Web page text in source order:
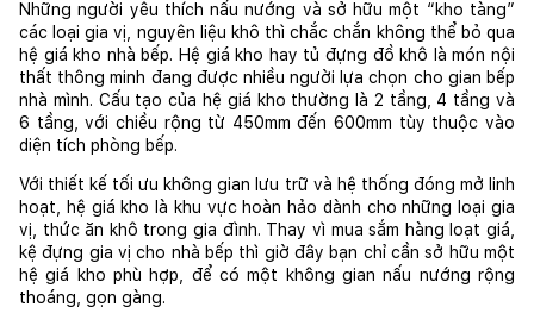
Những người yêu thích nấu nướng và sở hữu một “kho tàng”
các loại gia vị, nguyên liệu khô thì chắc chắn không thể bỏ qua
hệ giá kho nhà bếp. Hệ giá kho hay tủ đựng đồ khô là món nội
thất thông minh đang được nhiều người lựa chọn cho gian bếp
nhà mình. Cấu tạo của hệ giá kho thường là 2 tầng, 4 tầng và
6 tầng, với chiều rộng từ 450mm đến 600mm tùy thuộc vào
diện tích phòng bếp.
Với thiết kế tối ưu không gian lưu trữ và hệ thống đóng mở linh
hoạt, hệ giá kho là khu vực hoàn hảo dành cho những loại gia
vị, thức ăn khô trong gia đình. Thay vì mua sắm hàng loạt giá,
kệ đựng gia vị cho nhà bếp thì giờ đây bạn chỉ cần sở hữu một
hệ giá kho phù hợp, để có một không gian nấu nướng rộng
thoáng, gọn gàng.